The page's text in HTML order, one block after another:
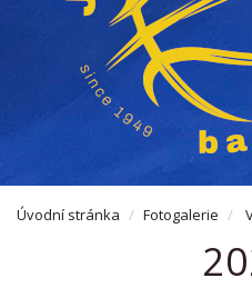
Úvodní stránka Fotogalerie